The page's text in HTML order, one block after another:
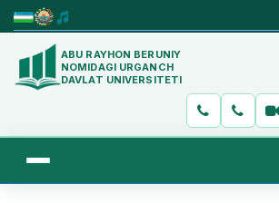
ABU RAYHON BERUNIY
NOMIDAGI URGANCH
DAVLAT UNIVERSITETI